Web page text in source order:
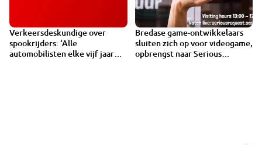
Verkeersdeskundige over
spookrijders: ‘Alle
automobilisten elke vijf jaar
VIDEO
Bredase game-ontwikkelaars
sluiten zich op voor videogame,
opbrengst naar Serious